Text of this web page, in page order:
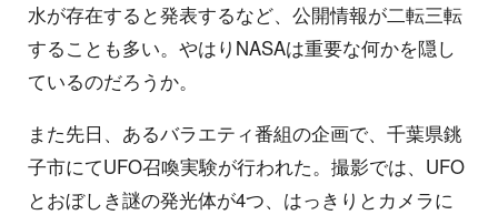
水が存在すると発表するなど、公開情報が二転三転
することも多い。やはりNASAは重要な何かを隠し
ているのだろうか。
また先日、あるバラエティ番組の企画で、千葉県銚
子市にてUFO召喚実験が行われた。撮影では、UFO
とおぼしき謎の発光体が4つ、はっきりとカメラに